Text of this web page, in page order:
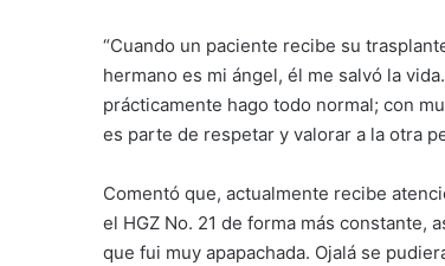
“Cuando un paciente recibe su
hermano es mi ángel, él me salvó la
prácticamente hago todo normal; con
es parte de respetar y valorar a la otra
Comentó que, actualmente recibe
el HGZ No. 21 de forma más constante,
que fui muy apapachada. Ojalá se